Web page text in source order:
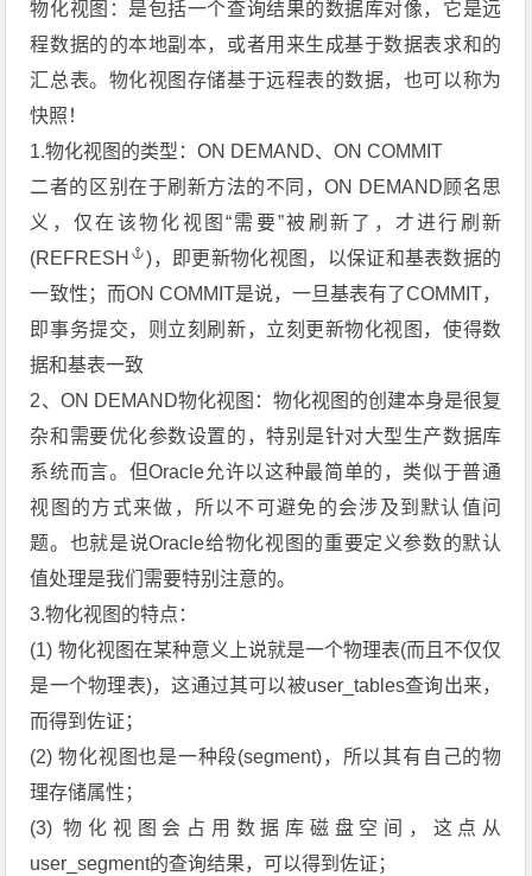
物化视图：是包括一个查询结果的数据库对像，它是远
程数据的的本地副本，或者用来生成基于数据表求和的
汇总表。物化视图存储基于远程表的数据，也可以称为
快照！
1.物化视图的类型：ON DEMAND、ON COMMIT
二者的区别在于刷新方法的不同，ON DEMAND顾名思
义，仅在该物化视图“需要”被刷新了，才进行刷新
(REFRESH
)，即更新物化视图，以保证和基表数据的
一致性；而ON COMMIT是说，一旦基表有了COMMIT，
即事务提交，则立刻刷新，立刻更新物化视图，使得数
据和基表一致
2、ON DEMAND物化视图：物化视图的创建本身是很复
杂和需要优化参数设置的，特别是针对大型生产数据库
系统而言。但Oracle允许以这种最简单的，类似于普通
视图的方式来做，所以不可避免的会涉及到默认值问
题。也就是说Oracle给物化视图的重要定义参数的默认
值处理是我们需要特别注意的。
3.物化视图的特点：
(1) 物化视图在某种意义上说就是一个物理表(而且不仅仅
是一个物理表)，这通过其可以被user_tables查询出来，
而得到佐证；
(2) 物化视图也是一种段(segment)，所以其有自己的物
理存储属性；
(3) 物化视图会占用数据库磁盘空间，这点从
user_segment的查询结果，可以得到佐证；